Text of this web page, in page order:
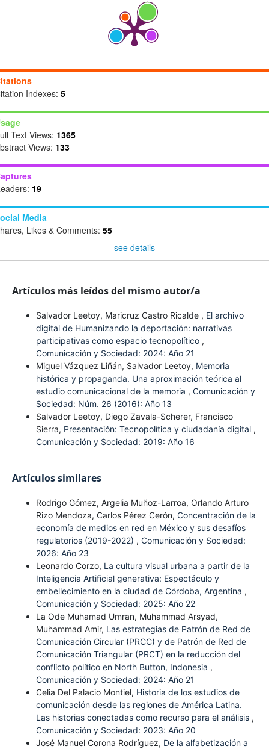
Indexes: 5
Text Views: 1365
Views: 133
19
Media
Likes & Comments: 55
see details
Artículos más leídos del mismo autor/a
Salvador Leetoy, Maricruz Castro Ricalde , El archivo
digital de Humanizando la deportación: narrativas
participativas como espacio tecnopolítico ,
Comunicación y Sociedad: 2024: Año 21
Miguel Vázquez Liñán, Salvador Leetoy, Memoria
histórica y propaganda. Una aproximación teórica al
estudio comunicacional de la memoria , Comunicación y
Sociedad: Núm. 26 (2016): Año 13
Salvador Leetoy, Diego Zavala-Scherer, Francisco
Sierra, Presentación: Tecnopolítica y ciudadanía digital ,
Comunicación y Sociedad: 2019: Año 16
Artículos similares
Rodrigo Gómez, Argelia Muñoz-Larroa, Orlando Arturo
Rizo Mendoza, Carlos Pérez Cerón, Concentración de la
economía de medios en red en México y sus desafíos
regulatorios (2019-2022) , Comunicación y Sociedad:
2026: Año 23
Leonardo Corzo, La cultura visual urbana a partir de la
Inteligencia Artificial generativa: Espectáculo y
embellecimiento en la ciudad de Córdoba, Argentina ,
Comunicación y Sociedad: 2025: Año 22
La Ode Muhamad Umran, Muhammad Arsyad,
Muhammad Amir, Las estrategias de Patrón de Red de
Comunicación Circular (PRCC) y de Patrón de Red de
Comunicación Triangular (PRCT) en la reducción del
conflicto político en North Button, Indonesia ,
Comunicación y Sociedad: 2024: Año 21
Celia Del Palacio Montiel, Historia de los estudios de
comunicación desde las regiones de América Latina.
Las historias conectadas como recurso para el análisis ,
Comunicación y Sociedad: 2023: Año 20
José Manuel Corona Rodríguez, De la alfabetización a